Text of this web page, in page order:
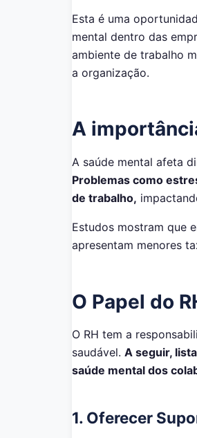
Esta é uma
mental dentro das
ambiente de trabalho
a organização.
A
A saúde mental afeta
Problemas como
de trabalho,
Estudos mostram que
apresentam menores
O Papel do
O RH tem a
saudável. A seguir,
saúde mental dos
1. Oferecer